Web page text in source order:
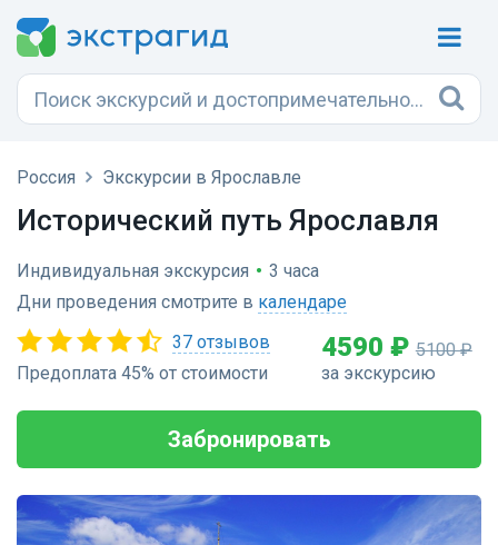
Россия Экскурсии в Ярославле
Исторический путь Ярославля
Индивидуальная экскурсия • 3 часа
Дни проведения смотрите в календаре
37 отзывов
Предоплата 45% от стоимости
4590 ₽ 5100 ₽
за экскурсию
Забронировать